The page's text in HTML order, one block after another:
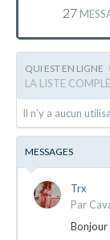
27
QUI EST EN LIGNE
LA LISTE
Il n’y a aucun
MESSAGES
Trx
Par
Bonjour